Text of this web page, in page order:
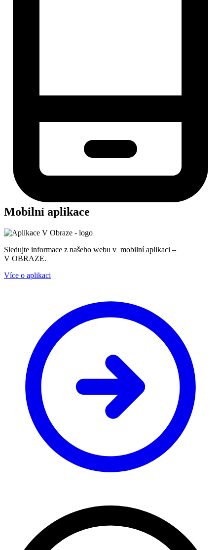
Mobilní aplikace
Sledujte informace z našeho webu v mobilní aplikaci –
V OBRAZE.
Více o aplikaci